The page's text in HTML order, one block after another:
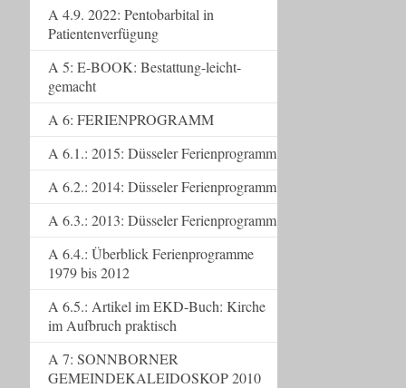
A 4.9. 2022: Pentobarbital in
Patientenverfügung
A 5: E-BOOK: Bestattung-leicht-
gemacht
A 6: FERIENPROGRAMM
A 6.1.: 2015: Düsseler Ferienprogramm
A 6.2.: 2014: Düsseler Ferienprogramm
A 6.3.: 2013: Düsseler Ferienprogramm
A 6.4.: Überblick Ferienprogramme
1979 bis 2012
A 6.5.: Artikel im EKD-Buch: Kirche
im Aufbruch praktisch
A 7: SONNBORNER
GEMEINDEKALEIDOSKOP 2010